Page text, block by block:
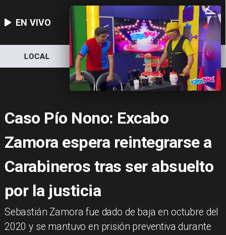
EN VIVO
LOCAL NACIONAL DEPORTES
Caso Pío Nono: Excabo
Zamora espera reintegrarse a
Carabineros tras ser absuelto
por la justicia
Sebastián Zamora fue dado de baja en octubre del
2020 y se mantuvo en prisión preventiva durante